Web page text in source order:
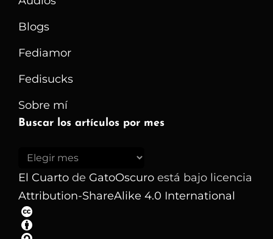
Blogs
Fediamor
Fedisucks
Sobre mí
Buscar los artículos por mes
Buscar
los
artículos
por
mes
El Cuarto de GatoOscuro está bajo licencia
Attribution-ShareAlike 4.0 International